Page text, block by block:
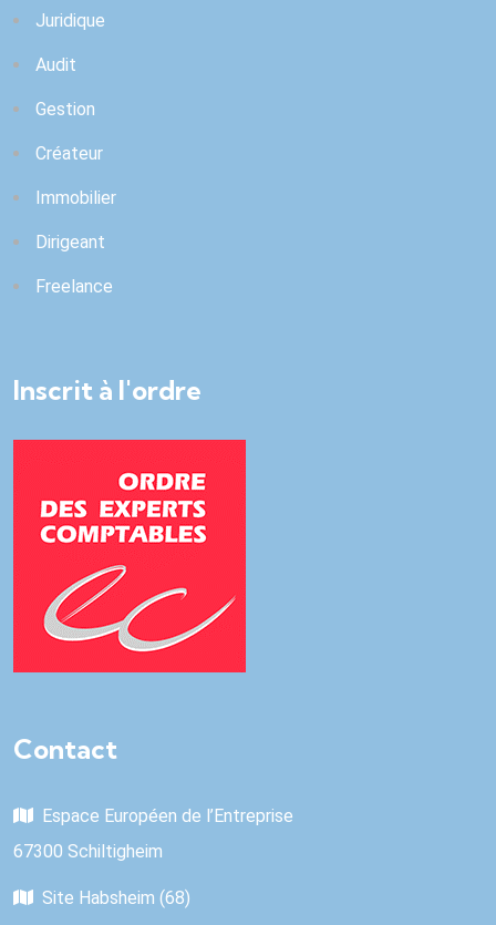
Juridique
Audit
Gestion
Créateur
Immobilier
Dirigeant
Freelance
Inscrit à l'ordre
Contact
Espace Européen de l’Entreprise
67300 Schiltigheim
Site Habsheim (68)